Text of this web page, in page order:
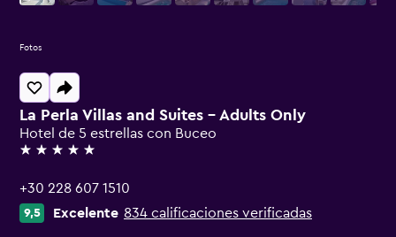
La Perla Villas and Suites - Adults Only
Hotel de 5 estrellas con Buceo
5 estrellas
+30 228 607 1510
9,5 Excelente 834 calificaciones verificadas
Fotos